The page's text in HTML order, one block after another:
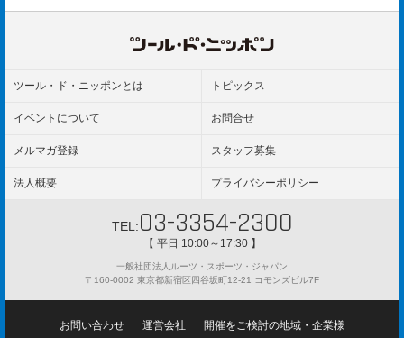
参加規約
ツール・ド・ニッポンとは トピックス
イベントについて お問合せ
メルマガ登録 スタッフ募集
法人概要 プライバシーポリシー
TEL:03-3354-2300
【 平日 10:00～17:30 】
一般社団法人ルーツ・スポーツ・ジャパン
〒160-0002 東京都新宿区四谷坂町12-21 コモンズビル7F
お問い合わせ 運営会社 開催をご検討の地域・企業様